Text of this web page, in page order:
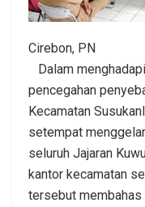
Cirebon, PN
Dalam
pencegahan
Kecamatan
setempat
seluruh Jajaran
kantor kecamatan
tersebut